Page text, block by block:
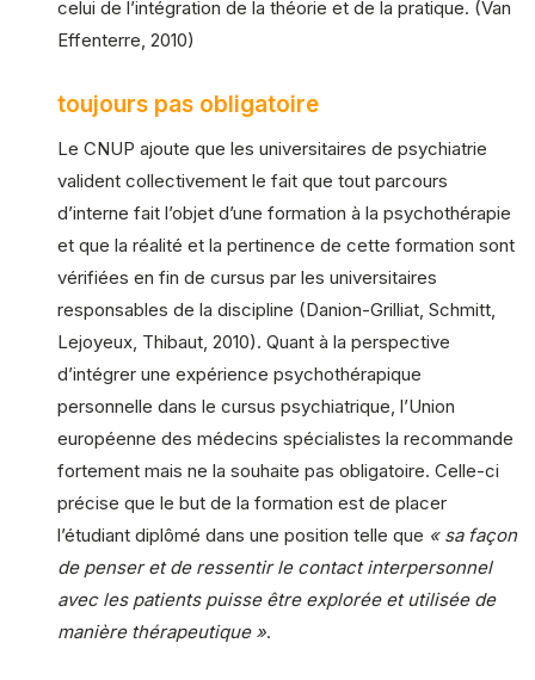
celui de l’intégration de la théorie et de la pratique. (Van
Effenterre, 2010)
toujours pas obligatoire
Le CNUP ajoute que les universitaires de psychiatrie
valident collectivement le fait que tout parcours
d’interne fait l’objet d’une formation à la psychothérapie
et que la réalité et la pertinence de cette formation sont
vérifiées en fin de cursus par les universitaires
responsables de la discipline (Danion-Grilliat, Schmitt,
Lejoyeux, Thibaut, 2010). Quant à la perspective
d’intégrer une expérience psychothérapique
personnelle dans le cursus psychiatrique, l’Union
européenne des médecins spécialistes la recommande
fortement mais ne la souhaite pas obligatoire. Celle-ci
précise que le but de la formation est de placer
l’étudiant diplômé dans une position telle que « sa façon
de penser et de ressentir le contact interpersonnel
avec les patients puisse être explorée et utilisée de
manière thérapeutique ».